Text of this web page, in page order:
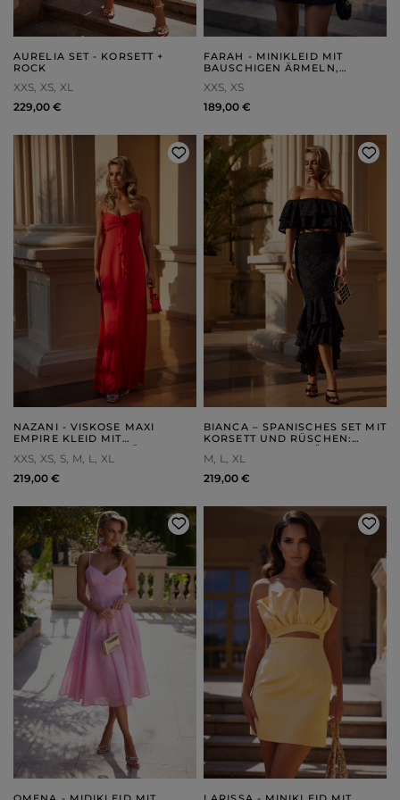
AURELIA SET - KORSETT +
ROCK
XXS XS XL
229,00 €
FARAH - MINIKLEID MIT
BAUSCHIGEN ÄRMELN,
QUADRATISCHEM
AUSSCHNITT,
REISSVERSCHLUSS
XXS XS
189,00 €
NAZANI - VISKOSE MAXI
EMPIRE KLEID MIT
UND HANDGEFERTIGTER
APPLIKATION AUF DER BÜSTE
XXS XS S M L
XL
219,00 €
BIANCA – SPANISCHES SET MIT
KORSETT UND RÜSCHEN:
ELEGANTE KRAWATTE
M L
XL
219,00 €